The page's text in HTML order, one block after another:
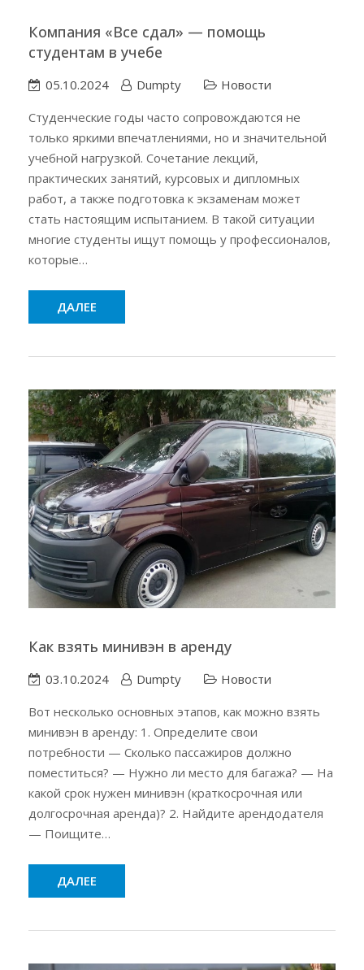
Компания «Все сдал» — помощь
студентам в учебе
05.10.2024 Dumpty
Новости
Студенческие годы часто сопровождаются не
только яркими впечатлениями, но и значительной
учебной нагрузкой. Сочетание лекций,
практических занятий, курсовых и дипломных
работ, а также подготовка к экзаменам может
стать настоящим испытанием. В такой ситуации
многие студенты ищут помощь у профессионалов,
которые…
ДАЛЕЕ
Как взять минивэн в аренду
03.10.2024 Dumpty
Новости
Вот несколько основных этапов, как можно взять
минивэн в аренду: 1. Определите свои
потребности — Сколько пассажиров должно
поместиться? — Нужно ли место для багажа? — На
какой срок нужен минивэн (краткосрочная или
долгосрочная аренда)? 2. Найдите арендодателя
— Поищите…
ДАЛЕЕ